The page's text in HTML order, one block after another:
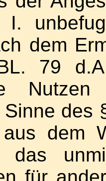
I.
dem
79
Sinne
dem
das